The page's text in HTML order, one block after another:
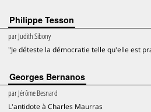
Philippe Tesson
parJudith Sibony
"Je déteste la démocratie telle qu'elle est
Georges Bernanos
parJérôme Besnard
L'antidote à Charles Maurras